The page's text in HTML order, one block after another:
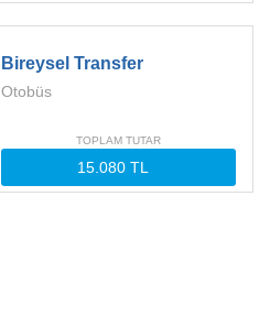
Bireysel Transfer
Otobüs
TOPLAM TUTAR